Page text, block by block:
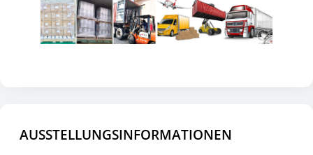
AUSSTELLUNGSINFORMATIONEN